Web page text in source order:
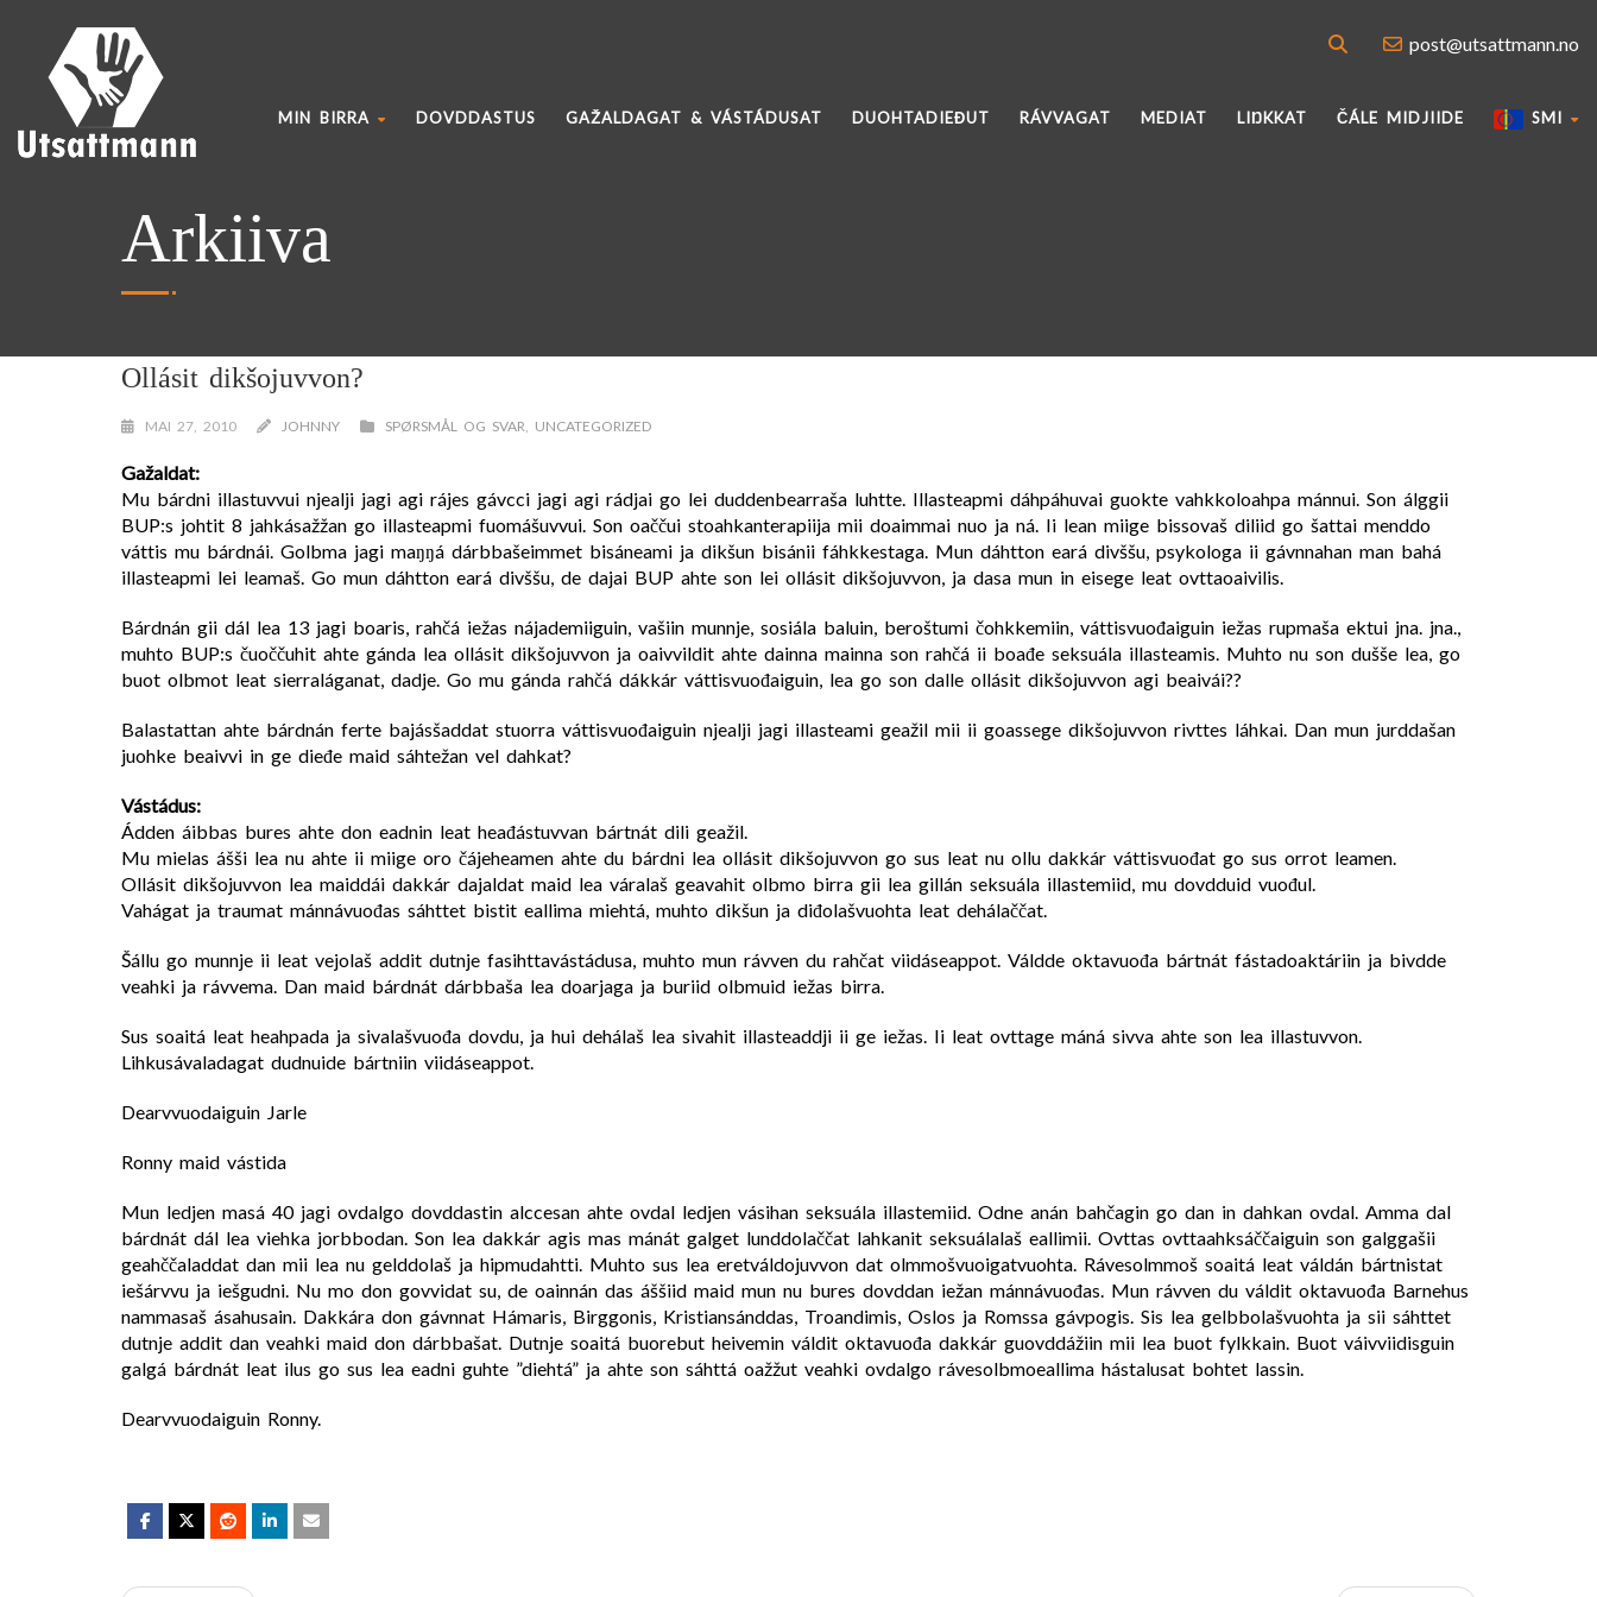
post@utsattmann.no
MIN BIRRA DOVDDASTUS GAŽALDAGAT & VÁSTÁDUSAT DUOHTADIEĐUT RÁVVAGAT MEDIAT LIŊKKAT ČÁLE MIDJIIDE SMI
Arkiiva
Ollásit dikšojuvvon?
MAI 27, 2010 JOHNNY SPØRSMÅL OG SVAR, UNCATEGORIZED
Gažaldat:
Mu bárdni illastuvvui njealji jagi agi rájes gávcci jagi agi rádjai go lei duddenbearraša luhtte. Illasteapmi dáhpáhuvai guokte vahkkoloahpa mánnui. Son álggii
BUP:s johtit 8 jahkásažžan go illasteapmi fuomášuvvui. Son oaččui stoahkanterapiija mii doaimmai nuo ja ná. Ii lean miige bissovaš diliid go šattai menddo
váttis mu bárdnái. Golbma jagi maŋŋá dárbbašeimmet bisáneami ja dikšun bisánii fáhkkestaga. Mun dáhtton eará divššu, psykologa ii gávnnahan man bahá
illasteapmi lei leamaš. Go mun dáhtton eará divššu, de dajai BUP ahte son lei ollásit dikšojuvvon, ja dasa mun in eisege leat ovttaoaivilis.
Bárdnán gii dál lea 13 jagi boaris, rahčá iežas nájademiiguin, vašiin munnje, sosiála baluin, beroštumi čohkkemiin, váttisvuođaiguin iežas rupmaša ektui jna. jna.,
muhto BUP:s čuoččuhit ahte gánda lea ollásit dikšojuvvon ja oaivvildit ahte dainna mainna son rahčá ii boađe seksuála illasteamis. Muhto nu son dušše lea, go
buot olbmot leat sierraláganat, dadje. Go mu gánda rahčá dákkár váttisvuođaiguin, lea go son dalle ollásit dikšojuvvon agi beaivái??
Balastattan ahte bárdnán ferte bajásšaddat stuorra váttisvuođaiguin njealji jagi illasteami geažil mii ii goassege dikšojuvvon rivttes láhkai. Dan mun jurddašan
juohke beaivvi in ge dieđe maid sáhtežan vel dahkat?
Vástádus:
Ádden áibbas bures ahte don eadnin leat heađástuvvan bártnát dili geažil.
Mu mielas ášši lea nu ahte ii miige oro čájeheamen ahte du bárdni lea ollásit dikšojuvvon go sus leat nu ollu dakkár váttisvuođat go sus orrot leamen.
Ollásit dikšojuvvon lea maiddái dakkár dajaldat maid lea váralaš geavahit olbmo birra gii lea gillán seksuála illastemiid, mu dovdduid vuođul.
Vahágat ja traumat mánnávuođas sáhttet bistit eallima miehtá, muhto dikšun ja diđolašvuohta leat dehálaččat.
Šállu go munnje ii leat vejolaš addit dutnje fasihttavástádusa, muhto mun rávven du rahčat viidáseappot. Váldde oktavuođa bártnát fástadoaktáriin ja bivdde
veahki ja rávvema. Dan maid bárdnát dárbbaša lea doarjaga ja buriid olbmuid iežas birra.
Sus soaitá leat heahpada ja sivalašvuođa dovdu, ja hui dehálaš lea sivahit illasteaddji ii ge iežas. Ii leat ovttage máná sivva ahte son lea illastuvvon.
Lihkusávaladagat dudnuide bártniin viidáseappot.
Dearvvuodaiguin Jarle
Ronny maid vástida
Mun ledjen masá 40 jagi ovdalgo dovddastin alccesan ahte ovdal ledjen vásihan seksuála illastemiid. Odne anán bahčagin go dan in dahkan ovdal. Amma dal
bárdnát dál lea viehka jorbbodan. Son lea dakkár agis mas mánát galget lunddolaččat lahkanit seksuálalaš eallimii. Ovttas ovttaahksáččaiguin son galggašii
geahččaladdat dan mii lea nu gelddolaš ja hipmudahtti. Muhto sus lea eretváldojuvvon dat olmmošvuoigatvuohta. Rávesolmmoš soaitá leat váldán bártnistat
iešárvvu ja iešgudni. Nu mo don govvidat su, de oainnán das áššiid maid mun nu bures dovddan iežan mánnávuođas. Mun rávven du váldit oktavuođa Barnehus
nammasaš ásahusain. Dakkára don gávnnat Hámaris, Birggonis, Kristiansánddas, Troandimis, Oslos ja Romssa gávpogis. Sis lea gelbbolašvuohta ja sii sáhttet
dutnje addit dan veahki maid don dárbbašat. Dutnje soaitá buorebut heivemin váldit oktavuođa dakkár guovddážiin mii lea buot fylkkain. Buot váivviidisguin
galgá bárdnát leat ilus go sus lea eadni guhte ”diehtá” ja ahte son sáhttá oažžut veahki ovdalgo rávesolbmoeallima hástalusat bohtet lassin.
Dearvvuodaiguin Ronny.